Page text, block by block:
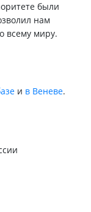
были
нам
всему миру.
и в Веневе.